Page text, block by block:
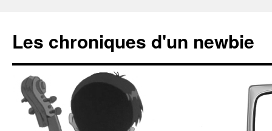
Les chroniques d'un newbie